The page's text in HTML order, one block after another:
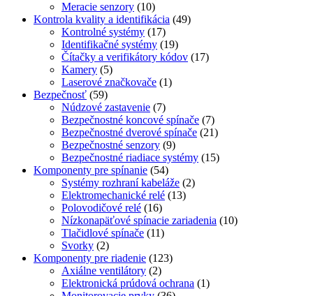
Meracie senzory (10)
Kontrola kvality a identifikácia (49)
Kontrolné systémy (17)
Identifikačné systémy (19)
Čítačky a verifikátory kódov (17)
Kamery (5)
Laserové značkovače (1)
Bezpečnosť (59)
Núdzové zastavenie (7)
Bezpečnostné koncové spínače (7)
Bezpečnostné dverové spínače (21)
Bezpečnostné senzory (9)
Bezpečnostné riadiace systémy (15)
Komponenty pre spínanie (54)
Systémy rozhraní kabeláže (2)
Elektromechanické relé (13)
Polovodičové relé (16)
Nízkonapäťové spínacie zariadenia (10)
Tlačidlové spínače (11)
Svorky (2)
Komponenty pre riadenie (123)
Axiálne ventilátory (2)
Elektronická prúdová ochrana (1)